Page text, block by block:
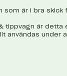
som är i bra
tippvagn är
användas under